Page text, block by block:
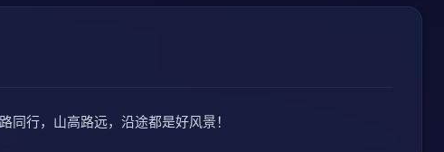
行，山高路远，沿途都是好风景！